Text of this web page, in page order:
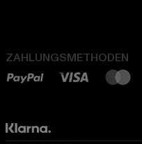
ZAHLUNGSMETHODEN